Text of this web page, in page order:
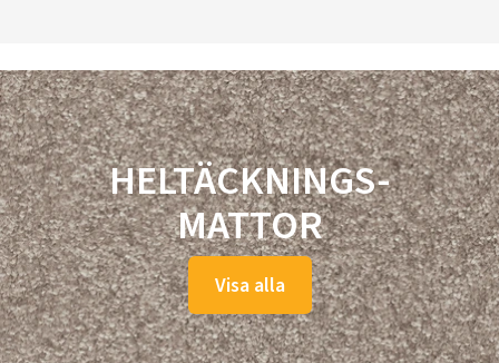
HELTÄCKNINGS-
MATTOR
Visa alla